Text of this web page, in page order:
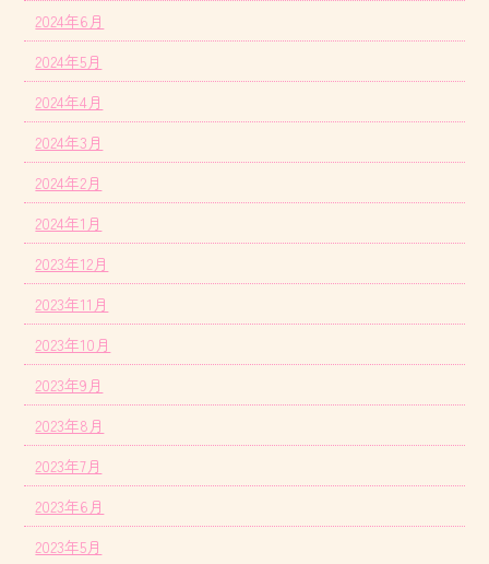
2024年6月
2024年5月
2024年4月
2024年3月
2024年2月
2024年1月
2023年12月
2023年11月
2023年10月
2023年9月
2023年8月
2023年7月
2023年6月
2023年5月